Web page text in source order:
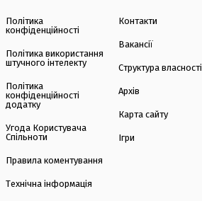
Політика
конфіденційності
Політика використання
штучного інтелекту
Політика
конфіденційності
додатку
Угода Користувача
Спільноти
Правила коментування
Технічна інформація
Контакти
Вакансії
Структура власності
Архів
Карта сайту
Ігри